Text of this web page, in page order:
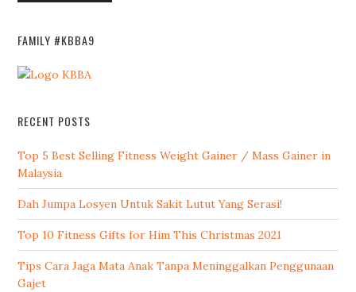
FAMILY #KBBA9
RECENT POSTS
Top 5 Best Selling Fitness Weight Gainer / Mass Gainer in
Malaysia
Dah Jumpa Losyen Untuk Sakit Lutut Yang Serasi!
Top 10 Fitness Gifts for Him This Christmas 2021
Tips Cara Jaga Mata Anak Tanpa Meninggalkan Penggunaan
Gajet